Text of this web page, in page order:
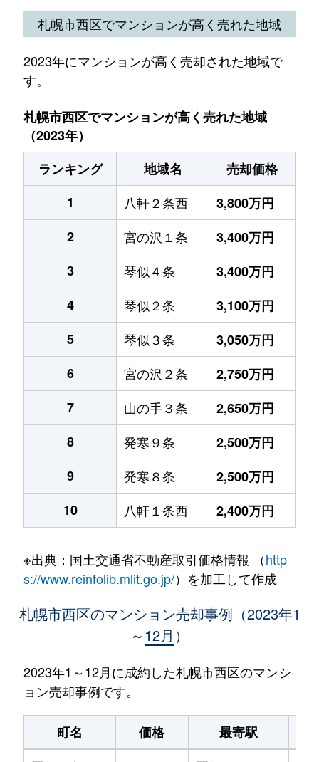
札幌市西区でマンションが高く売れた地域
2023年にマンションが高く売却された地域で
す。
札幌市西区でマンションが高く売れた地域
（2023年）
ランキング
地域名
売却価格
1
八軒２条西
3,800万円
2
宮の沢１条
3,400万円
3
琴似４条
3,400万円
4
琴似２条
3,100万円
5
琴似３条
3,050万円
6
宮の沢２条
2,750万円
7
山の手３条
2,650万円
8
発寒９条
2,500万円
9
発寒８条
2,500万円
10
八軒１条西 2,400万円
※出典：国土交通省不動産取引価格情報 （http
s://www.reinfolib.mlit.go.jp/）を加工して作成
札幌市西区のマンション売却事例（2023年1
～12月）
2023年1～12月に成約した札幌市西区のマンシ
ョン売却事例です。
町名 価格 最寄駅